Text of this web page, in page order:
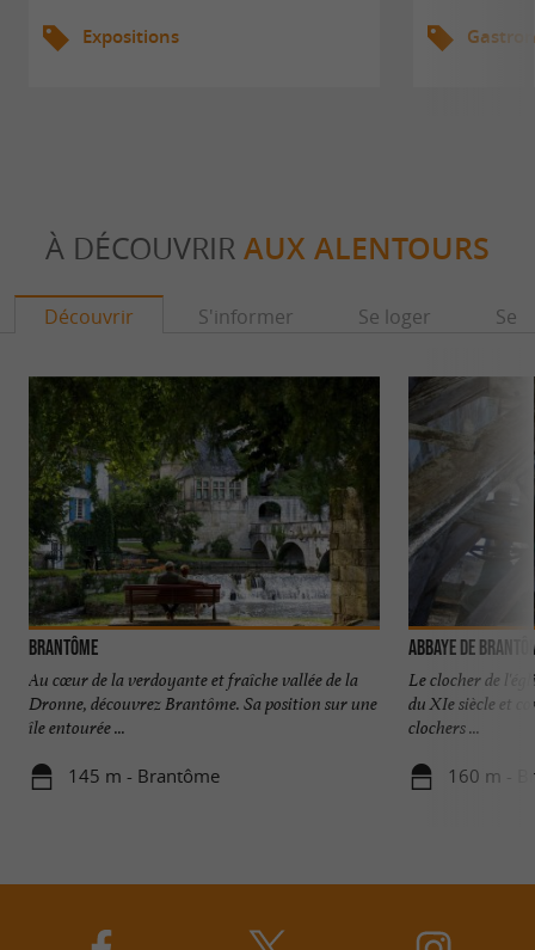
Expositions
À DÉCOUVRIR AUX ALENTOURS
Découvrir S'informer Se loger Se
Brantôme
Au cœur de la verdoyante et fraîche vallée de la
Dronne, découvrez Brantôme. Sa position sur une
île entourée ...
145 m - Brantôme
Abbaye de
Le clocher de
du XIe siècle et
clochers ...
160 m -